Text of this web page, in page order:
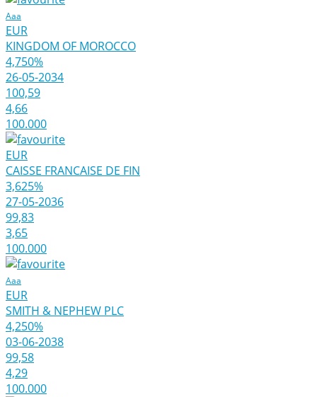
Aaa
EUR
KINGDOM OF MOROCCO
4,750%
26-05-2034
100,59
4,66
100.000
EUR
CAISSE FRANCAISE DE FIN
3,625%
27-05-2036
99,83
3,65
100.000
Aaa
EUR
SMITH & NEPHEW PLC
4,250%
03-06-2038
99,58
4,29
100.000